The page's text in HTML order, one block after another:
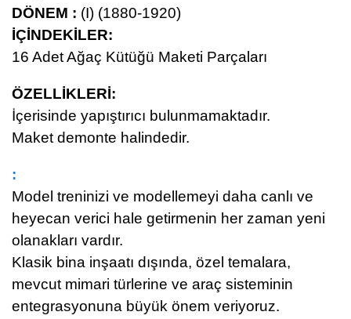
DÖNEM : (I) (1880-1920)
İÇİNDEKİLER:
16 Adet Ağaç Kütüğü Maketi Parçaları
ÖZELLİKLERİ:
İçerisinde yapıştırıcı bulunmamaktadır.
Maket demonte halindedir.
:
Model treninizi ve modellemeyi daha canlı ve
heyecan verici hale getirmenin her zaman yeni
olanakları vardır.
Klasik bina inşaatı dışında, özel temalara,
mevcut mimari türlerine ve araç sisteminin
entegrasyonuna büyük önem veriyoruz.